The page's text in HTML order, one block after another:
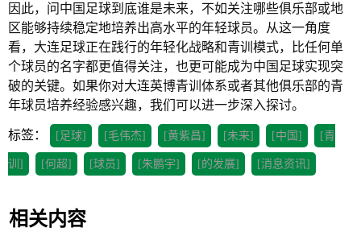
因此，问中国足球到底谁是未来，不如关注哪些俱乐部或地
区能够持续稳定地培养出高水平的年轻球员。从这一角度
看，大连足球正在践行的年轻化战略和青训模式，比任何单
个球员的名字都更值得关注，也更可能成为中国足球实现突
破的关键。如果你对大连英博青训体系或者其他俱乐部的青
年球员培养经验感兴趣，我们可以进一步深入探讨。
标签： [足球] [毛伟杰] [黄紫昌] [未来] [中国] [青
训] [何超] [球员] [朱鹏宇] [的发展] [消息资讯]
相关内容